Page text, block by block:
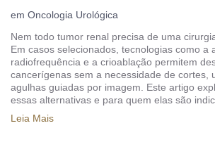
em Oncologia Urológica
Nem todo tumor renal precisa de uma
Em casos selecionados, tecnologias como a
radiofrequência e a crioablação permitem
cancerígenas sem a necessidade de cortes,
agulhas guiadas por imagem. Este artigo
essas alternativas e para quem elas são
Leia Mais